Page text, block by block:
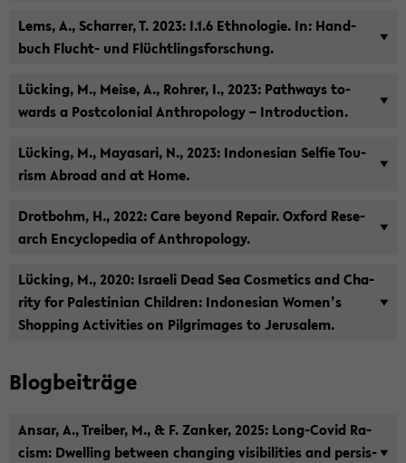
Lems, A., Schar­rer, T. 2023: I.1.6 Eth­no­lo­gie. In: Hand­
buch Flucht-​ und Flücht­lings­for­schung.
Lücking, M., Meise, A., Roh­rer, I., 2023: Pa­thways to­
wards a Post­co­lo­ni­al An­thro­po­lo­gy – In­tro­duc­tion.
Lücking, M., Ma­ya­sa­ri, N., 2023: In­do­ne­si­an Sel­fie Tou­
rism Ab­road and at Home.
Drot­bohm, H., 2022: Care bey­ond Re­pair. Ox­ford Re­se­
arch En­cy­clo­pe­dia of An­thro­po­lo­gy.
Lücking, M., 2020: Is­rae­li Dead Sea Cos­me­tics and Cha­
ri­ty for Pa­les­ti­ni­an Child­ren: In­do­ne­si­an Women’s
Shop­ping Ac­ti­vi­ties on Pil­gri­mages to Je­ru­sa­lem.
Blog­bei­trä­ge
Ansar, A., Trei­ber, M., & F. Zan­ker, 2025: Long-​Covid Ra­
cism: Dwel­ling bet­ween chan­ging vi­si­bi­li­ties and per­sis­